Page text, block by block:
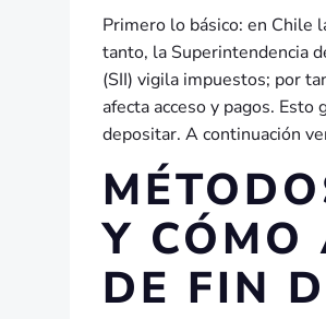
Primero lo básico: en Chile
tanto, la Superintendencia
(SII) vigila impuestos; por
afecta acceso y pagos.
depositar. A continuación
Y CÓMO
DE FIN